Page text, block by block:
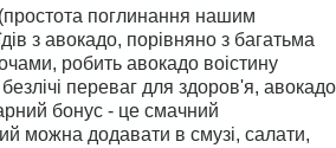
поглинання нашим
з авокадо, порівняно з багатьма
робить авокадо воістину
переваг для здоров'я, авокадо
бонус - це смачний
можна додавати в смузі, салати,